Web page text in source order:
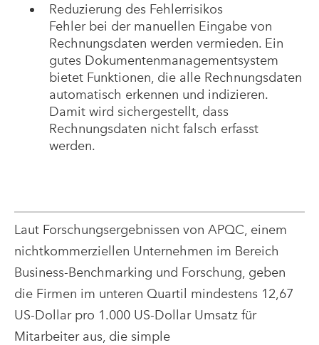
Reduzierung des Fehlerrisikos
Fehler bei der manuellen Eingabe von
Rechnungsdaten werden vermieden. Ein
gutes Dokumentenmanagementsystem
bietet Funktionen, die alle Rechnungsdaten
automatisch erkennen und indizieren.
Damit wird sichergestellt, dass
Rechnungsdaten nicht falsch erfasst
werden.
Laut Forschungsergebnissen von APQC, einem
nichtkommerziellen Unternehmen im Bereich
Business-Benchmarking und Forschung, geben
die Firmen im unteren Quartil mindestens 12,67
US-Dollar pro 1.000 US-Dollar Umsatz für
Mitarbeiter aus, die simple